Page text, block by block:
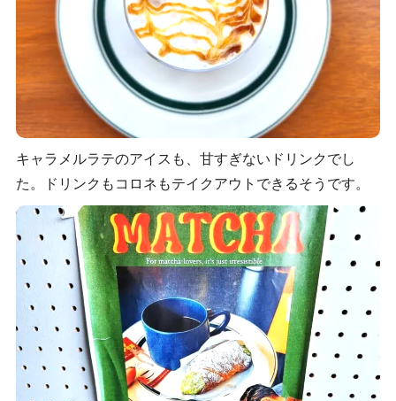
キャラメルラテのアイスも、甘すぎないドリンクでし
た。ドリンクもコロネもテイクアウトできるそうです。